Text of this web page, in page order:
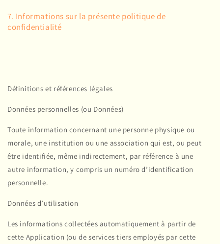
7. Informations sur la présente politique de
confidentialité
Définitions et références légales
Données personnelles (ou Données)
Toute information concernant une personne physique ou
morale, une institution ou une association qui est, ou peut
être identifiée, même indirectement, par référence à une
autre information, y compris un numéro d’identification
personnelle.
Données d’utilisation
Les informations collectées automatiquement à partir de
cette Application (ou de services tiers employés par cette